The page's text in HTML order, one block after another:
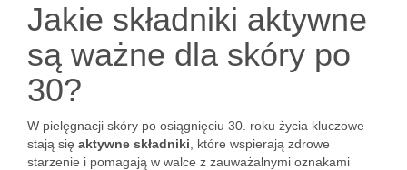
Jakie składniki aktywne
są ważne dla skóry po
30?
W pielęgnacji skóry po osiągnięciu 30. roku życia kluczowe
stają się aktywne składniki , które wspierają zdrowe
starzenie i pomagają w walce z zauważalnymi oznakami